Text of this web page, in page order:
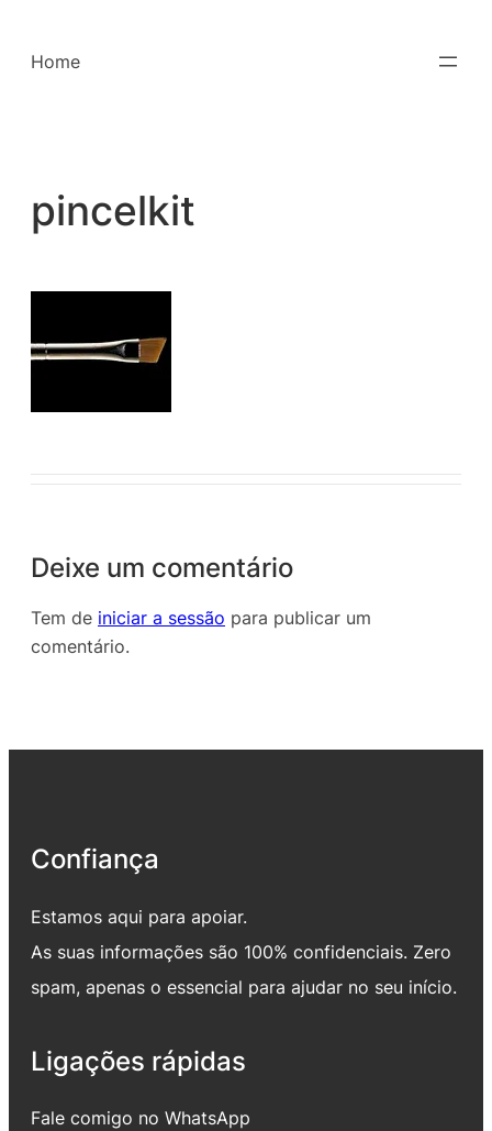
para
Home
pincelkit
Deixe um comentário
Tem de iniciar a sessão para publicar um
comentário.
Confiança
Estamos aqui para apoiar.
As suas informações são 100% confidenciais. Zero
spam, apenas o essencial para ajudar no seu início.
Ligações rápidas
Fale comigo no WhatsApp